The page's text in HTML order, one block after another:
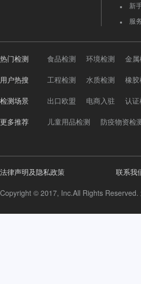
新
服
热门检测 食品检测 环境检测 金
用户热搜 工程检测 水质检测 橡
检测场景 出口欧盟 电商入驻 认
更多推荐 儿童用品检测 防疫物资检
法律声明及隐私政策 联系我
Copyright © 2017, Inc.All Rights